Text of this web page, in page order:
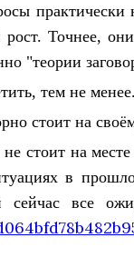
практически
рост. Точнее,
"теории
тем не менее.
стоит на
стоит на месте
в
сейчас все